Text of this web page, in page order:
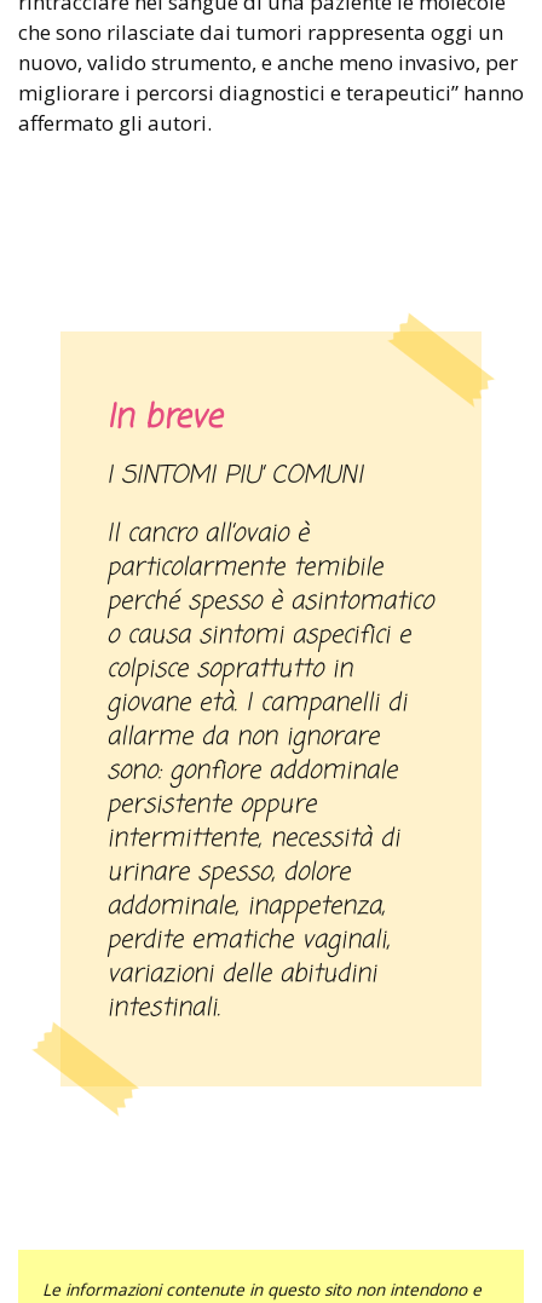
che sono rilasciate dai tumori rappresenta oggi un
nuovo, valido strumento, e anche meno invasivo, per
migliorare i percorsi diagnostici e terapeutici” hanno
affermato gli autori.
In breve
I SINTOMI PIU’ COMUNI
Il cancro all’ovaio è
particolarmente temibile
perché spesso è asintomatico
o causa sintomi aspecifici e
colpisce soprattutto in
giovane età. I campanelli di
allarme da non ignorare
sono: gonfiore addominale
persistente oppure
intermittente, necessità di
urinare spesso, dolore
addominale, inappetenza,
perdite ematiche vaginali,
variazioni delle abitudini
intestinali.
Le informazioni contenute in questo sito non intendono e